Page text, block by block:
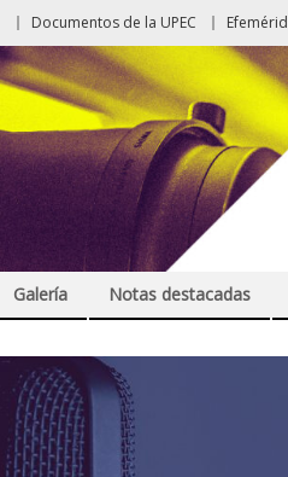
Documentos de la UPEC
Galería Notas destacadas